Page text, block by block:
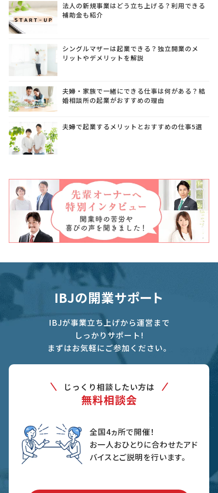
法人の新規事業はどう立ち上げる？利用できる
補助金も紹介
シングルマザーは起業できる？独立開業のメ
リットやデメリットを解説
夫婦・家族で一緒にできる仕事は何がある？結
婚相談所の起業がおすすめの理由
夫婦で起業するメリットとおすすめの仕事5選
IBJの開業サポート
IBJが事業立ち上げから運営まで
しっかりサポート!
まずはお気軽にご参加ください。
じっくり相談したい方は
無料相談会
全国4ヵ所で開催！
お一人おひとりに合わせたアド
バイスとご説明を行います。